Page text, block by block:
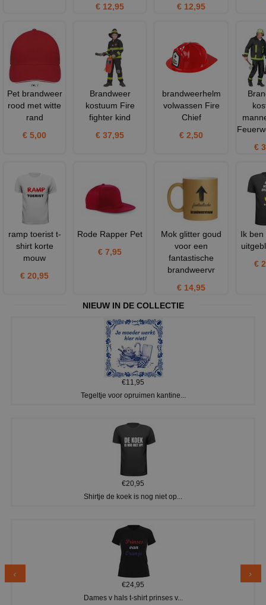
€ 12,95
€ 12,95
Pet brandweer
rood met witte
rand
€ 5,00
Brandweer
kostuum Fire
fighter kind
€ 37,95
brandweerhelm
volwassen Fire
Chief
€ 2,50
€
ramp toerist t-
shirt korte
mouw
€ 20,95
Rode Rapper Pet
€ 7,95
Mok glitter goud
voor een
fantastische
brandweervr
€ 14,95
Ik ben
€
NIEUW IN DE COLLECTIE
€11,95
Tegeltje voor opruimen kantine...
€20,95
Shirtje de koek is nog niet op...
€24,95
Dames v hals t-shirt prinses v...